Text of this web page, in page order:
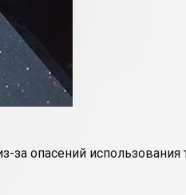
опасений